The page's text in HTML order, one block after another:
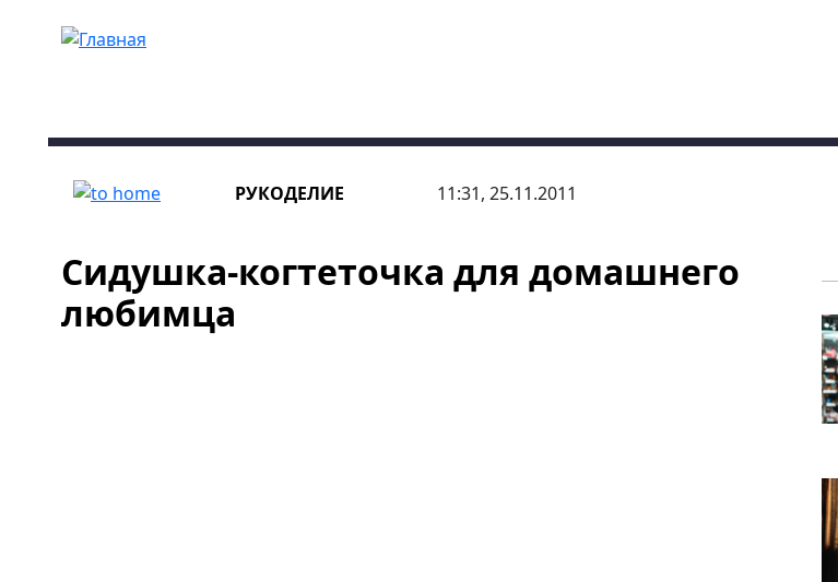
РУКОДЕЛИЕ 11:31, 25.11.2011
Сидушка-когтеточка для домашнего
любимца